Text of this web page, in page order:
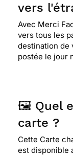
vers
Avec Merci
vers tous les
destination de
postée le jour
🖼️ Quel
carte ?
Cette Carte
est disponible